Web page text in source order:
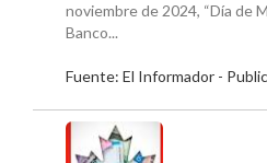
noviembre de 2024, “Día de
Banco...
Fuente: El Informador -